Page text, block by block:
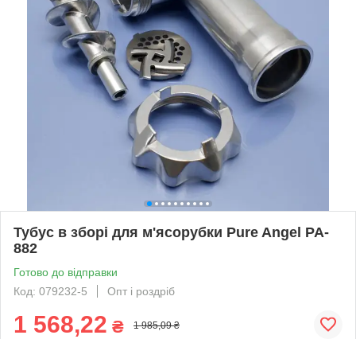
Тубус в зборі для м'ясорубки Pure Angel PA-
882
Готово до відправки
Код: 079232-5
Опт і роздріб
1 568,22 ₴ 1 985,09 ₴